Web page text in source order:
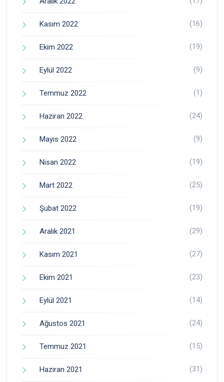
Kasım 2022 (16)
Ekim 2022 (19)
Eylül 2022 (9)
Temmuz 2022 (1)
Haziran 2022 (24)
Mayıs 2022 (9)
Nisan 2022 (19)
Mart 2022 (25)
Şubat 2022 (19)
Aralık 2021 (29)
Kasım 2021 (27)
Ekim 2021 (23)
Eylül 2021 (14)
Ağustos 2021 (24)
Temmuz 2021 (15)
Haziran 2021 (31)